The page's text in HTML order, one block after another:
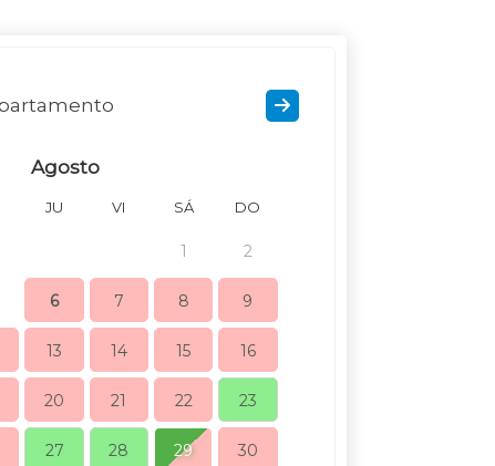
Agosto
JU VI SÁ DO
1 2
6 7 8 9
13 14 15 16
20 21 22 23
27 28 29 30